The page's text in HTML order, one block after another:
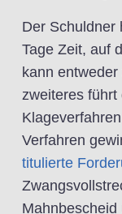
Der Schuldner
Tage Zeit, auf
kann
zweiteres führt
Verfahren
titulierte